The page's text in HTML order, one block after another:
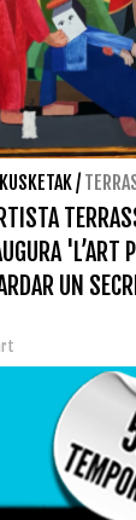
/
'L’ART
UN